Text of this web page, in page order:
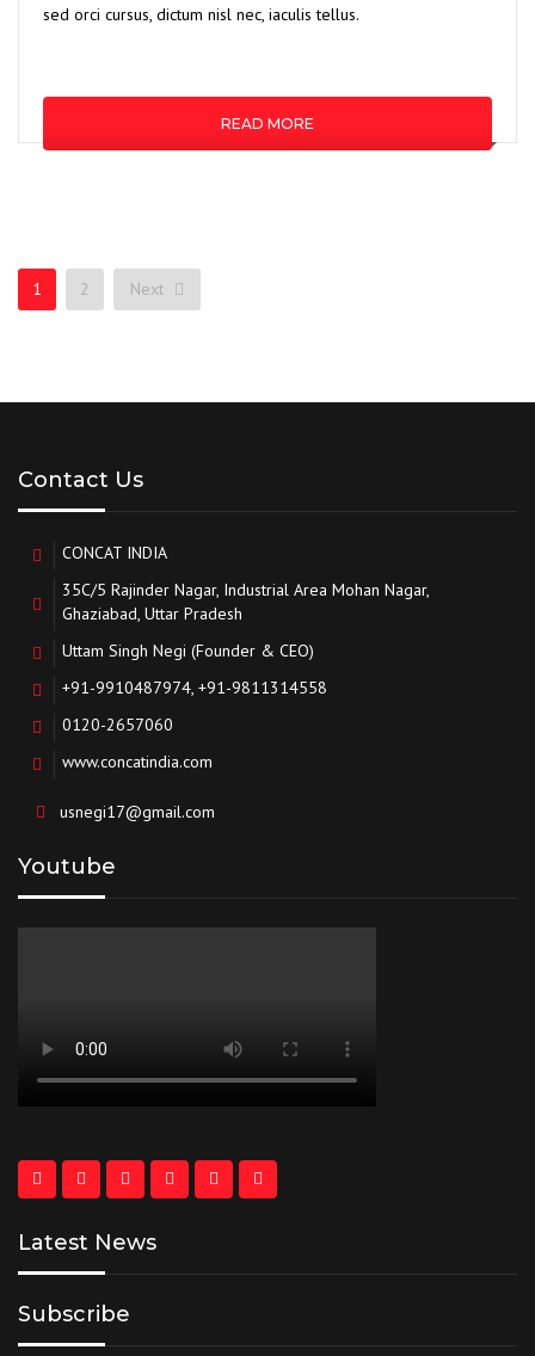
sed orci cursus, dictum nisl nec, iaculis tellus.
READ MORE
1 2 Next
Contact Us
CONCAT INDIA
35C/5 Rajinder Nagar, Industrial Area Mohan Nagar,
Ghaziabad, Uttar Pradesh
Uttam Singh Negi (Founder & CEO)
+91-9910487974, +91-9811314558
0120-2657060
www.concatindia.com
usnegi17@gmail.com
Youtube
Latest News
Subscribe